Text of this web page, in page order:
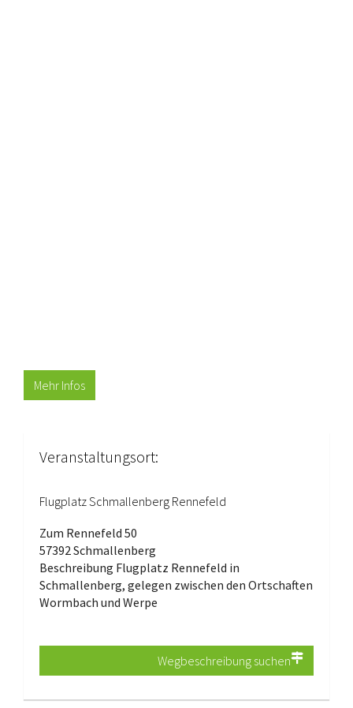
Mehr Infos
Veranstaltungsort:
Flugplatz Schmallenberg Rennefeld
Zum Rennefeld 50
57392 Schmallenberg
Beschreibung Flugplatz Rennefeld in
Schmallenberg, gelegen zwischen den Ortschaften
Wormbach und Werpe
Wegbeschreibung suchen